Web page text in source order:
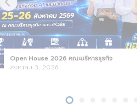
Open House 2026 คณะบริหารธุรกิจ
สิงหาคม 3, 2026